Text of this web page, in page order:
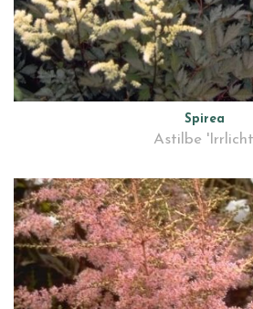
Spirea
Astilbe